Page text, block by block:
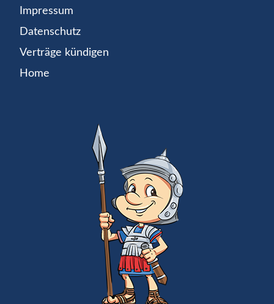
Impressum
Datenschutz
Verträge kündigen
Home